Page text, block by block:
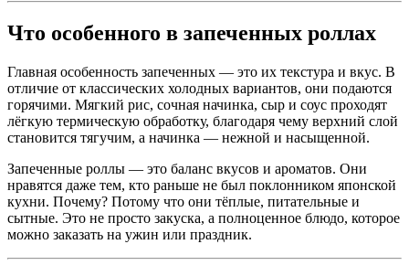
Что особенного в запеченных роллах
Главная особенность запеченных — это их текстура и вкус. В
отличие от классических холодных вариантов, они подаются
горячими. Мягкий рис, сочная начинка, сыр и соус проходят
лёгкую термическую обработку, благодаря чему верхний слой
становится тягучим, а начинка — нежной и насыщенной.
Запеченные роллы — это баланс вкусов и ароматов. Они
нравятся даже тем, кто раньше не был поклонником японской
кухни. Почему? Потому что они тёплые, питательные и
сытные. Это не просто закуска, а полноценное блюдо, которое
можно заказать на ужин или праздник.